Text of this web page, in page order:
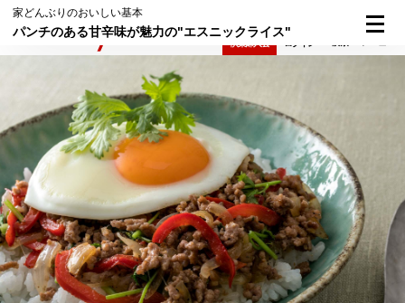
家どんぶりのおいしい基本
パンチのある甘辛味が魅力の"エスニックライス"